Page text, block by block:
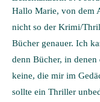
Hallo Marie, von dem
nicht so der Krimi/
Bücher genauer. Ich
denn Bücher, in
keine, die mir im
sollte ein Thriller